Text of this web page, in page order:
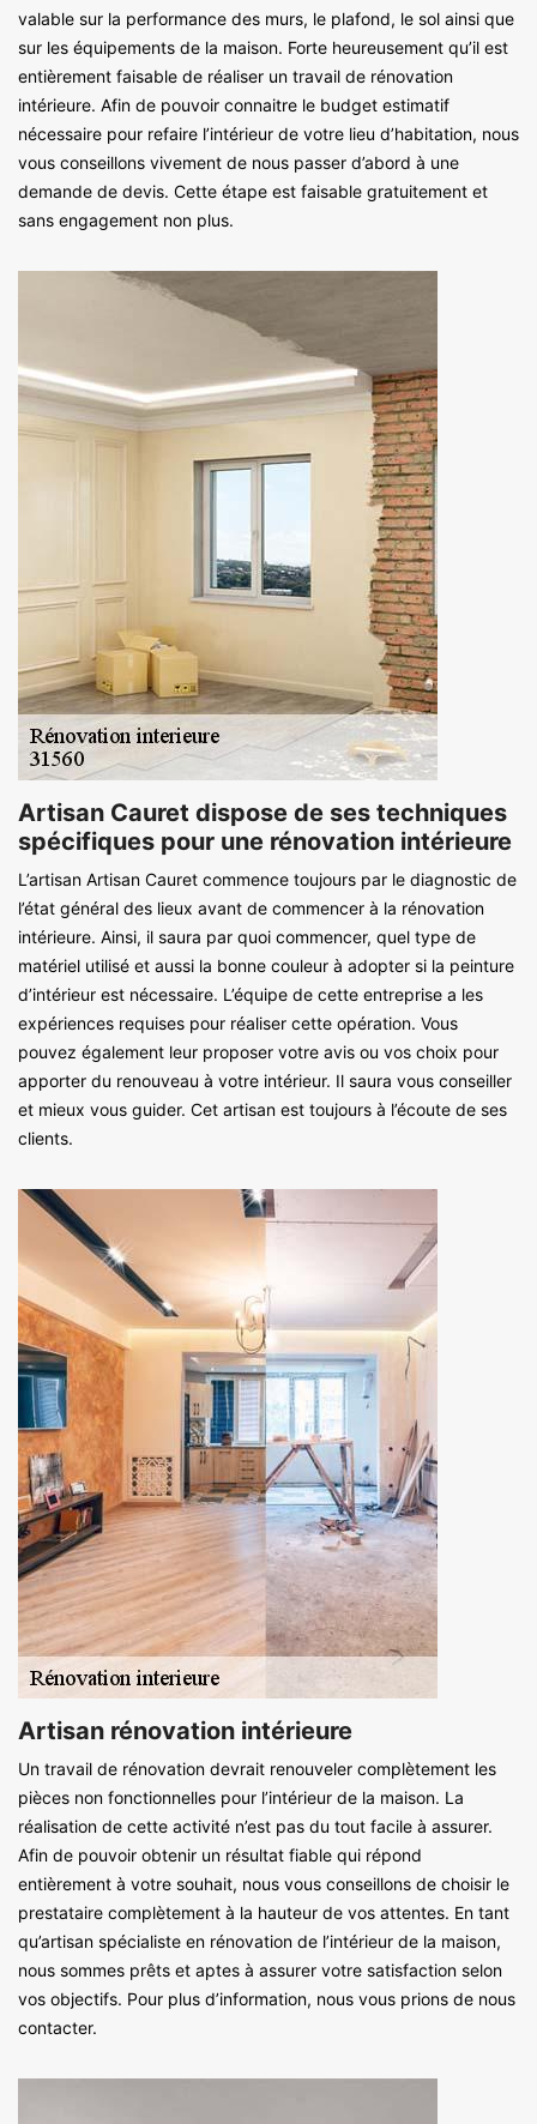
valable sur la performance des murs, le plafond, le sol ainsi que
sur les équipements de la maison. Forte heureusement qu’il est
entièrement faisable de réaliser un travail de rénovation
intérieure. Afin de pouvoir connaitre le budget estimatif
nécessaire pour refaire l’intérieur de votre lieu d’habitation, nous
vous conseillons vivement de nous passer d’abord à une
demande de devis. Cette étape est faisable gratuitement et
sans engagement non plus.
Artisan Cauret dispose de ses techniques
spécifiques pour une rénovation intérieure
L’artisan Artisan Cauret commence toujours par le diagnostic de
l’état général des lieux avant de commencer à la rénovation
intérieure. Ainsi, il saura par quoi commencer, quel type de
matériel utilisé et aussi la bonne couleur à adopter si la peinture
d’intérieur est nécessaire. L’équipe de cette entreprise a les
expériences requises pour réaliser cette opération. Vous
pouvez également leur proposer votre avis ou vos choix pour
apporter du renouveau à votre intérieur. Il saura vous conseiller
et mieux vous guider. Cet artisan est toujours à l’écoute de ses
clients.
Artisan rénovation intérieure
Un travail de rénovation devrait renouveler complètement les
pièces non fonctionnelles pour l’intérieur de la maison. La
réalisation de cette activité n’est pas du tout facile à assurer.
Afin de pouvoir obtenir un résultat fiable qui répond
entièrement à votre souhait, nous vous conseillons de choisir le
prestataire complètement à la hauteur de vos attentes. En tant
qu’artisan spécialiste en rénovation de l’intérieur de la maison,
nous sommes prêts et aptes à assurer votre satisfaction selon
vos objectifs. Pour plus d’information, nous vous prions de nous
contacter.